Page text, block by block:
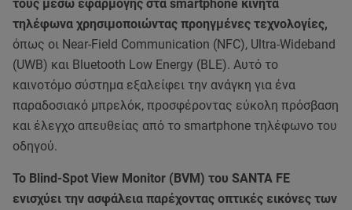
τους μέσω εφαρμογής στα smartphone κινητά
τηλέφωνα χρησιμοποιώντας προηγμένες τεχνολογίες,
όπως οι Near-Field Communication (NFC), Ultra-Wideband
(UWB) και Bluetooth Low Energy (BLE). Αυτό το
καινοτόμο σύστημα εξαλείφει την ανάγκη για ένα
παραδοσιακό μπρελόκ, προσφέροντας εύκολη πρόσβαση
και έλεγχο απευθείας από το smartphone τηλέφωνο του
οδηγού.
Το Blind-Spot View Monitor (BVM) του SANTA FE
ενισχύει την ασφάλεια παρέχοντας οπτικές εικόνες των